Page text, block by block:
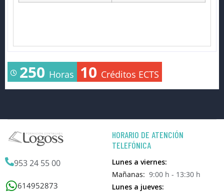
250 Horas 10 Créditos ECTS
953 24 55 00
614952873
HORARIO DE ATENCIÓN
TELEFÓNICA
Lunes a viernes:
Mañanas: 9:00 h - 13:30 h
Lunes a jueves: